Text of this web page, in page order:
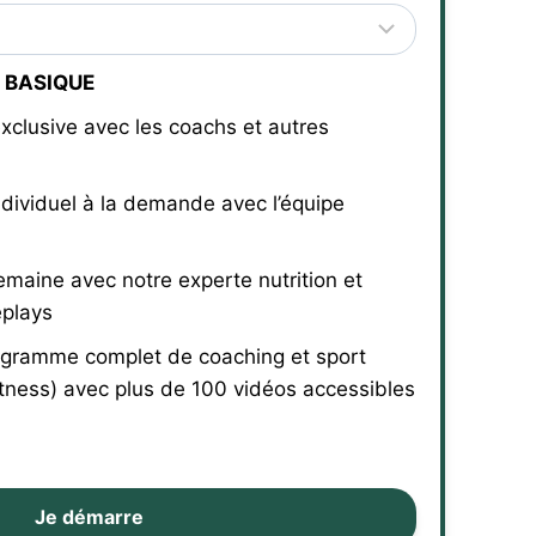
avec les coachs et autres
à la demande avec l’équipe
avec notre experte nutrition et
complet de coaching et sport
avec plus de 100 vidéos accessibles
Je démarre